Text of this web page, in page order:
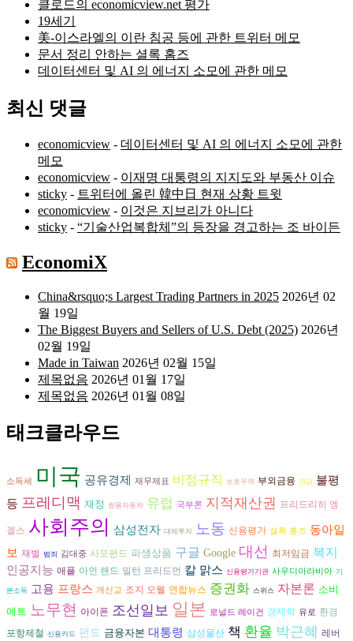
클로드의 economicview.net 평가
19세기
美-이스라엘의 이란 침공 등에 관한 트위터 메모
문서 정리 안하는 셜록 홈즈
데이터센터 및 AI 의 에너지 소모에 관한 메모
최신 댓글
economicview - 데이터센터 및 AI 의 에너지 소모에 관한
메모
economicview - 이재명 대통령의 지지도와 부동산 이슈
sticky - 트위터에 올린 韓中日 현재 상황 트윗
economicview - 이것은 지브리가 아니다
sticky - “기술산업복합체”의 등장을 경고하는 조 바이든
EconomiX
China&rsquo;s Largest Trading Partners in 2025 2026년 02
월 19일
The Biggest Buyers and Sellers of U.S. Debt (2025) 2026년
02월 19일
Made in Taiwan 2026년 02월 15일
제목없음 2026년 01월 17일
제목없음 2026년 01월 08일
태크클라우드
소득세 미국 공유경제 재무제표 비정규직 보호무역 부외금융 연금 불평
등 프레디맥 재정 쌍용자동차 유럽 국부론 지적재산권 프리드리히 엥
겔스 사회주의 삼성전자 대체투자 노동 신용평가 셜록 홈즈 동아일
보 재벌 범죄 김대중 사모펀드 파생상품 구글 Google 대선 최저임금 복지
인공지능 애플 아인 랜드 밀턴 프리드먼 칼 맑스 신용평가기관 사우디아라비아 기
본소득 고용 프랑스 개신교 조지 오웰 연합뉴스 증권화 스위스 자본론 소비
에트 노무현 아이폰 조선일보 일본 로널드 레이건 경제학 유로 환경
포항제철 신용카드 펀드 금융자본 대통령 삼성물산 책 환율 박근혜
레버